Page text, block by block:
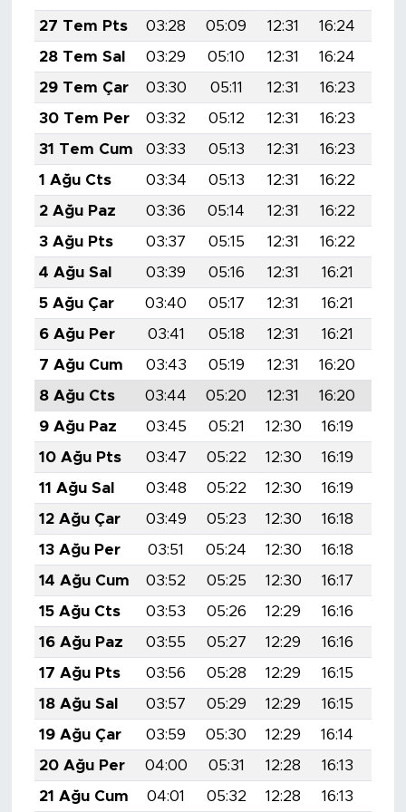
27 Tem Pts
03:28 05:09 12:31 16:24
28 Tem Sal
03:29 05:10 12:31 16:24
29 Tem Çar
03:30 05:11 12:31 16:23
30 Tem Per
03:32 05:12 12:31 16:23
31 Tem Cum
03:33 05:13 12:31 16:23
1 Ağu Cts
03:34 05:13 12:31 16:22
2 Ağu Paz
03:36 05:14 12:31 16:22
3 Ağu Pts
03:37 05:15 12:31 16:22
4 Ağu Sal
03:39 05:16 12:31 16:21
5 Ağu Çar
03:40 05:17 12:31 16:21
6 Ağu Per
03:41 05:18 12:31 16:21
7 Ağu Cum
03:43 05:19 12:31 16:20
8 Ağu Cts
03:44 05:20 12:31 16:20
9 Ağu Paz
03:45 05:21 12:30 16:19
10 Ağu Pts
03:47 05:22 12:30 16:19
11 Ağu Sal
03:48 05:22 12:30 16:19
12 Ağu Çar
03:49 05:23 12:30 16:18
13 Ağu Per
03:51 05:24 12:30 16:18
14 Ağu Cum
03:52 05:25 12:30 16:17
15 Ağu Cts
03:53 05:26 12:29 16:16
16 Ağu Paz
03:55 05:27 12:29 16:16
17 Ağu Pts
03:56 05:28 12:29 16:15
18 Ağu Sal
03:57 05:29 12:29 16:15
19 Ağu Çar
03:59 05:30 12:29 16:14
20 Ağu Per
04:00 05:31 12:28 16:13
21 Ağu Cum
04:01 05:32 12:28 16:13